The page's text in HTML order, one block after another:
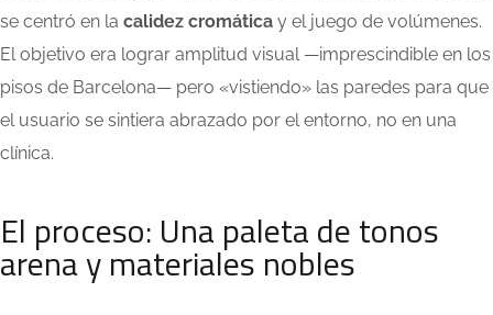
se centró en la calidez cromática y el juego de volúmenes.
El objetivo era lograr amplitud visual —imprescindible en los
pisos de Barcelona— pero «vistiendo» las paredes para que
el usuario se sintiera abrazado por el entorno, no en una
clínica.
El proceso: Una paleta de tonos
arena y materiales nobles